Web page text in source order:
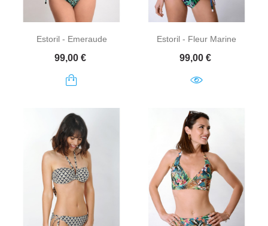
Estoril - Emeraude
Prix
99,00 €
Estoril - Fleur Marine
Prix
99,00 €